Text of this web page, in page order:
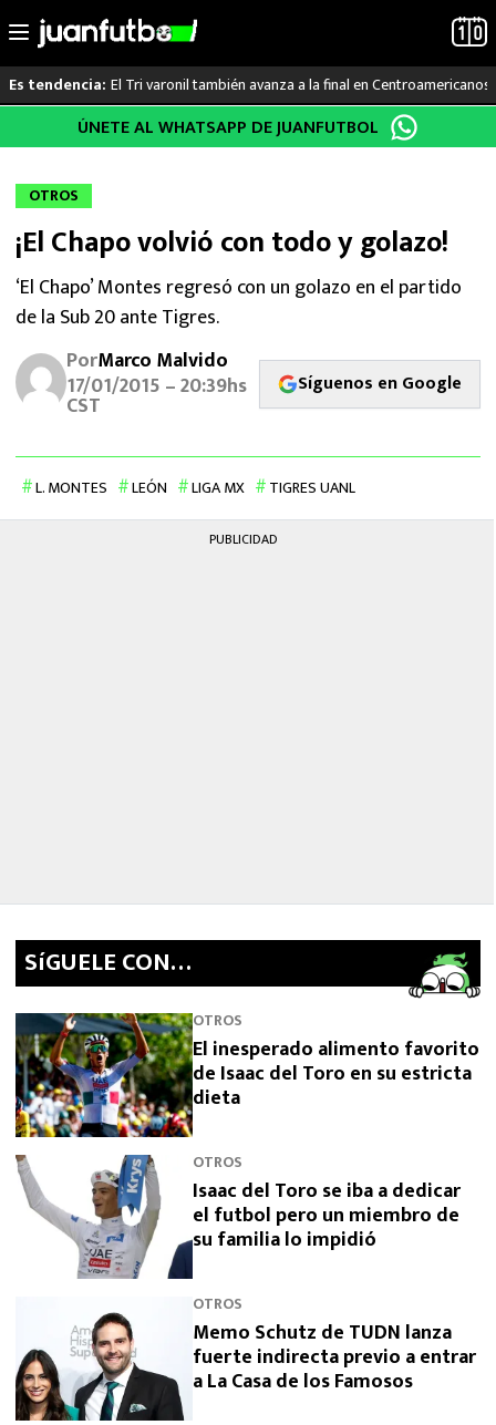
al
Es tendencia: El Tri varonil también avanza a la final en Centroamericanos
LO ÚLTIMO
LIGA MX
RAYADOS
PUMAS
ATLANTE
SELECCIÓN MEXICANA
FUTBOL INTERNACIONAL
MEXICANOS EN EL EXTRANJERO
ÚNETE AL WHATSAPP DE JUANFUTBOL
OTROS
¡El Chapo volvió con todo y golazo!
‘El Chapo’ Montes regresó con un golazo en el partido
de la Sub 20 ante Tigres.
PorMarco Malvido
17/01/2015 – 20:39hs
CST
Síguenos en Google
L. MONTES LEÓN LIGA MX TIGRES UANL
PUBLICIDAD
SíGUELE CON…
OTROS
El inesperado alimento favorito
de Isaac del Toro en su estricta
dieta
OTROS
Isaac del Toro se iba a dedicar
el futbol pero un miembro de
su familia lo impidió
OTROS
Memo Schutz de TUDN lanza
fuerte indirecta previo a entrar
a La Casa de los Famosos